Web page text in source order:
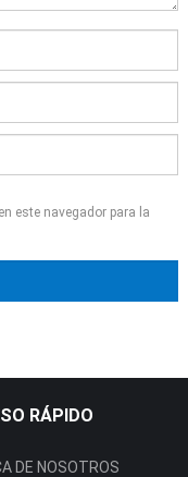
este navegador para la
RÁPIDO
DE NOSOTROS